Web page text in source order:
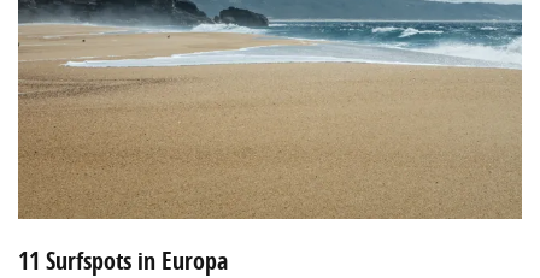
11 Surfspots in Europa